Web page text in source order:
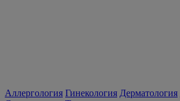
Аллергология Гинекология Дерматология